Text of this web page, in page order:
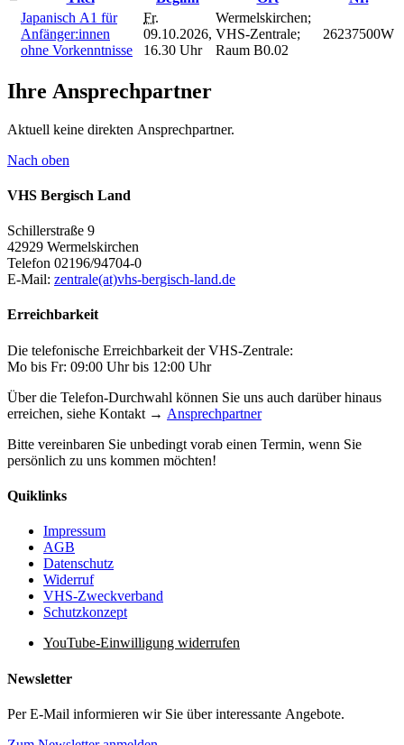
Japanisch A1 für
Anfänger:innen
ohne Vorkenntnisse
Fr.
09.10.2026,
16.30 Uhr
Wermelskirchen;
VHS-Zentrale;
Raum B0.02
26237500W
Ihre Ansprechpartner
Aktuell keine direkten Ansprechpartner.
Nach oben
VHS Bergisch Land
Schillerstraße 9
42929 Wermelskirchen
Telefon 02196/94704-0
E-Mail: zentrale(at)vhs-bergisch-land.de
Erreichbarkeit
Die telefonische Erreichbarkeit der VHS-Zentrale:
Mo bis Fr: 09:00 Uhr bis 12:00 Uhr
Über die Telefon-Durchwahl können Sie uns auch darüber hinaus
erreichen, siehe Kontakt → Ansprechpartner
Bitte vereinbaren Sie unbedingt vorab einen Termin, wenn Sie
persönlich zu uns kommen möchten!
Quiklinks
Impressum
AGB
Datenschutz
Widerruf
VHS-Zweckverband
Schutzkonzept
YouTube-Einwilligung widerrufen
Newsletter
Per E-Mail informieren wir Sie über interessante Angebote.